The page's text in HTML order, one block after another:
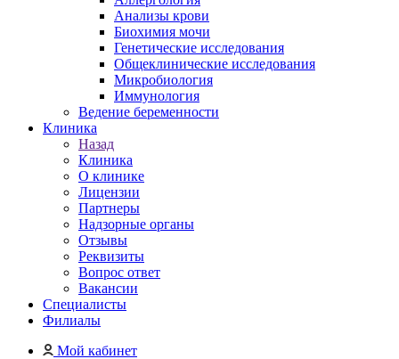
Анализы крови
Биохимия мочи
Генетические исследования
Общеклинические исследования
Микробиология
Иммунология
Ведение беременности
Клиника
Назад
Клиника
О клинике
Лицензии
Партнеры
Надзорные органы
Отзывы
Реквизиты
Вопрос ответ
Вакансии
Специалисты
Филиалы
Мой кабинет